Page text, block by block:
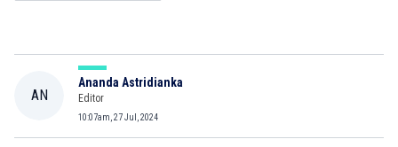
AN
Ananda Astridianka
Editor
10:07am, 27 Jul, 2024